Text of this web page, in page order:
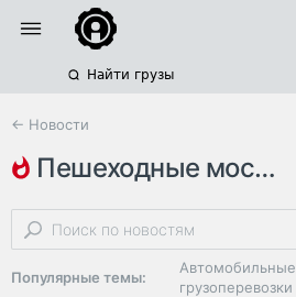
Найти грузы
← Новости
пешеходные мосты
поднятый кузов
Популярные темы:
Автомобильные
грузоперевозки